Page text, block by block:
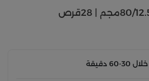
خلال 30-60 دقيقة